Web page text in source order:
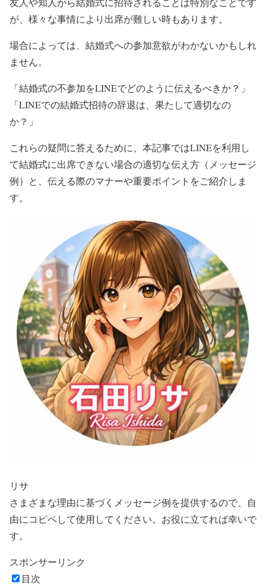
が、様々な事情により出席が難しい時もあります。
場合によっては、結婚式への参加意欲がわかないかもしれ
ません。
「結婚式の不参加をLINEでどのように伝えるべきか？」
「LINEでの結婚式招待の辞退は、果たして適切なの
か？」
これらの疑問に答えるために、本記事ではLINEを利用し
て結婚式に出席できない場合の適切な伝え方（メッセージ
例）と、伝える際のマナーや重要ポイントをご紹介しま
す。
リサ
さまざまな理由に基づくメッセージ例を提供するので、自
由にコピペして使用してください。お役に立てれば幸いで
す。
スポンサーリンク
目次